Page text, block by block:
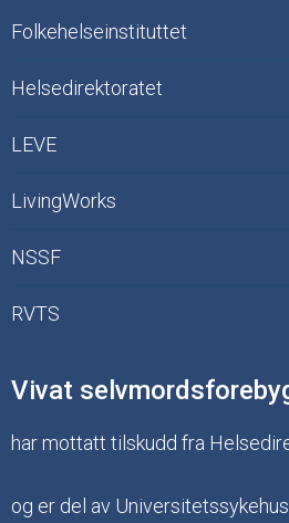
Folkehelseinstituttet
Helsedirektoratet
LEVE
LivingWorks
NSSF
RVTS
Vivat
har mottatt tilskudd fra
og er del av